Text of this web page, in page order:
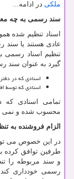
ملکی در ادامه...
سند رسمی به چه
اسناد تنظیم شده
عادی هستند یا سند
تنظیم اسناد رسمی
گیرد به عنوان سند
اسنادی که در
اسنادی که توسط
تمامی اسنادی که
محسوب شده و نمی
الزام فروشنده به
در این خصوص می
طرفین توافق کرده
و سند مربوطه را
رسمی خودداری